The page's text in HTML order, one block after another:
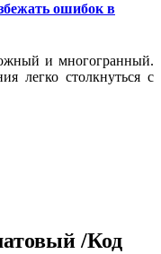
ошибок в
и многогранный.
легко столкнуться с
/Код